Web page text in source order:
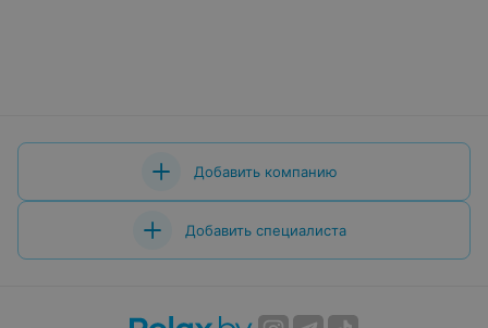
Добавить компанию
Добавить специалиста